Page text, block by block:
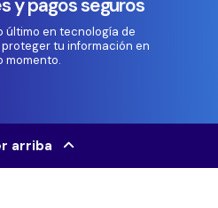
y pagos seguros
último en tecnología de
tu información en
momento.
arriba